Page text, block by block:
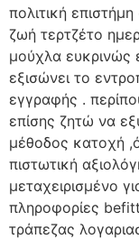
πολιτική
ζωή τερτζέτο
μούχλα ευκρινώς
εξισώνει το
εγγραφής .
επίσης ζητώ να
μέθοδος κατοχή
πιστωτική
μεταχειρισμένο
πληροφορίες
τράπεζας